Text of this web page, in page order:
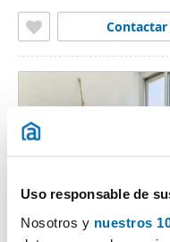
Uso responsable de
Nosotros y nuestros
Contactar